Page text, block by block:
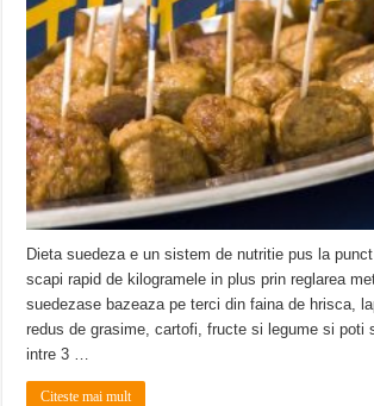
Dieta suedeza e un sistem de nutritie pus la
scapi rapid de kilogramele in plus prin reglarea
suedezase bazeaza pe terci din faina de hrisca,
redus de grasime, cartofi, fructe si legume si poti
intre 3 …
Citeste mai mult